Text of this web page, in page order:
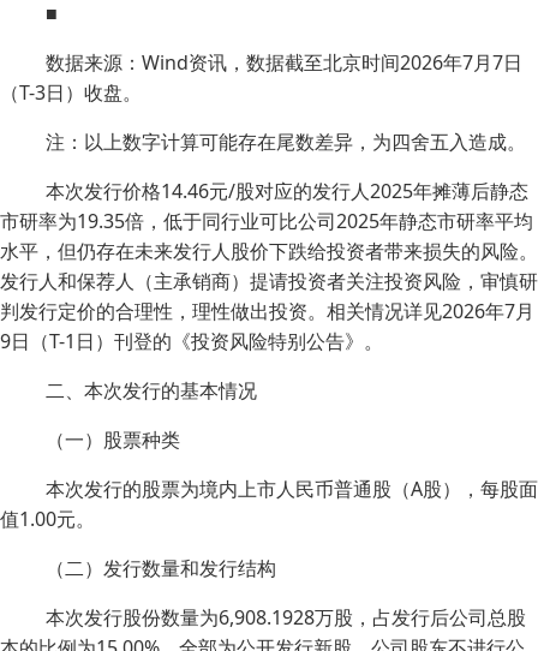
■
数据来源：Wind资讯，数据截至北京时间2026年7月7日
（T-3日）收盘。
注：以上数字计算可能存在尾数差异，为四舍五入造成。
本次发行价格14.46元/股对应的发行人2025年摊薄后静态
市研率为19.35倍，低于同行业可比公司2025年静态市研率平均
水平，但仍存在未来发行人股价下跌给投资者带来损失的风险。
发行人和保荐人（主承销商）提请投资者关注投资风险，审慎研
判发行定价的合理性，理性做出投资。相关情况详见2026年7月
9日（T-1日）刊登的《投资风险特别公告》。
二、本次发行的基本情况
（一）股票种类
本次发行的股票为境内上市人民币普通股（A股），每股面
值1.00元。
（二）发行数量和发行结构
本次发行股份数量为6,908.1928万股，占发行后公司总股